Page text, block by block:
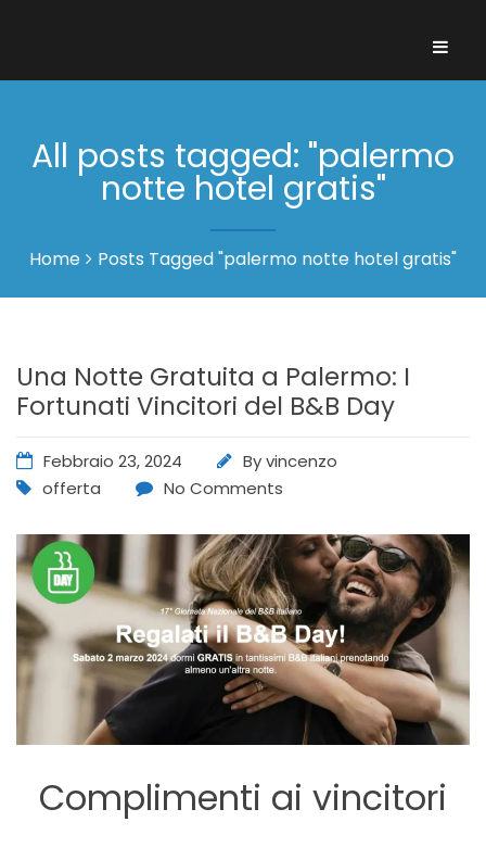
All posts tagged: "palermo
notte hotel gratis"
Home Posts Tagged "palermo notte hotel gratis"
Una Notte Gratuita a Palermo: I
Fortunati Vincitori del B&B Day
Febbraio 23, 2024 Byvincenzo
offerta
No Comments
Complimenti ai vincitori